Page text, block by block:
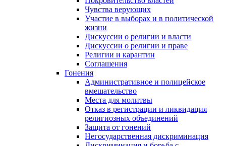
Чувства верующих
Участие в выборах и в политической
жизни
Дискуссии о религии и власти
Дискуссии о религии и праве
Религии и карантин
Соглашения
Гонения
Административное и полицейское
вмешательство
Места для молитвы
Отказ в регистрации и ликвидация
религиозных объединений
Защита от гонений
Негосударственная дискриминация